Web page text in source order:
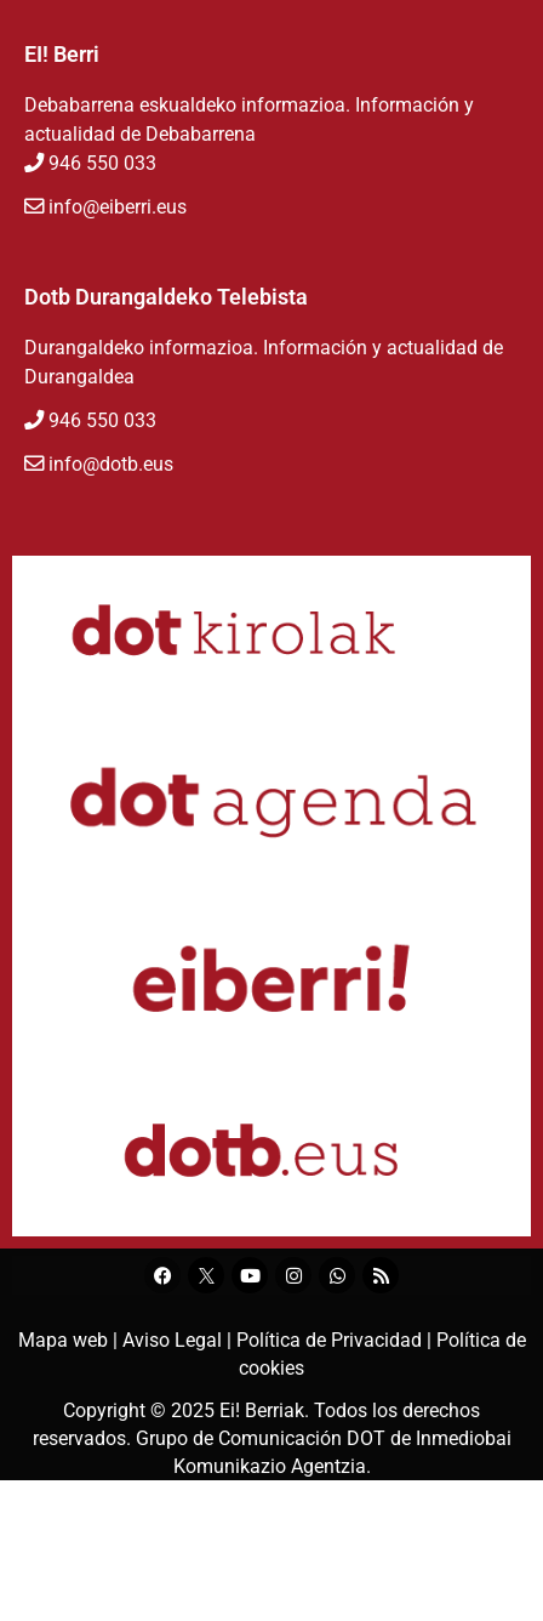
EI! Berri
Debabarrena eskualdeko informazioa. Información y
actualidad de Debabarrena
946 550 033
info@eiberri.eus
Dotb Durangaldeko Telebista
Durangaldeko informazioa. Información y actualidad de
Durangaldea
946 550 033
info@dotb.eus
Mapa web | Aviso Legal | Política de Privacidad |
Política de
cookies
Copyright © 2025 Ei! Berriak. Todos los derechos
reservados. Grupo de Comunicación DOT de Inmediobai
Komunikazio Agentzia.